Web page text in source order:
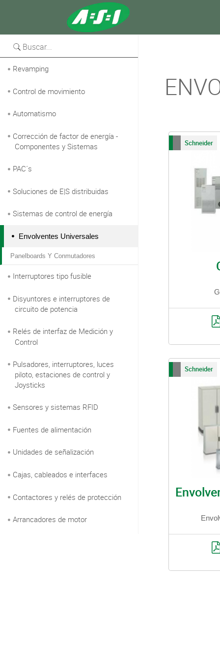
Revamping
Control de movimiento
Automatismo
Corrección de factor de energía -
Componentes y Sistemas
PAC´s
Soluciones de E|S distribuidas
Sistemas de control de energía
Envolventes Universales
Panelboards Y Conmutadores
Interruptores tipo fusible
Disyuntores e interruptores de
circuito de potencia
Relés de interfaz de Medición y
Control
Pulsadores, interruptores, luces
piloto, estaciones de control y
Joysticks
Sensores y sistemas RFID
Fuentes de alimentación
Unidades de señalización
Cajas, cableados e interfaces
Contactores y relés de protección
Arrancadores de motor
Schneider
Schneider